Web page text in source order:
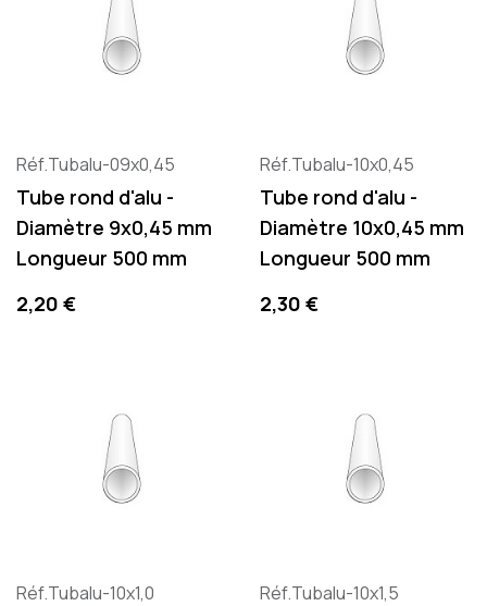
Réf.Tubalu-09x0,45
Tube rond d'alu -
Diamètre 9x0,45 mm
Longueur 500 mm
Precio
2,20 €
Réf.Tubalu-10x0,45
Tube rond d'alu -
Diamètre 10x0,45 mm
Longueur 500 mm
Precio
2,30 €
Réf.Tubalu-10x1,0 Réf.Tubalu-10x1,5